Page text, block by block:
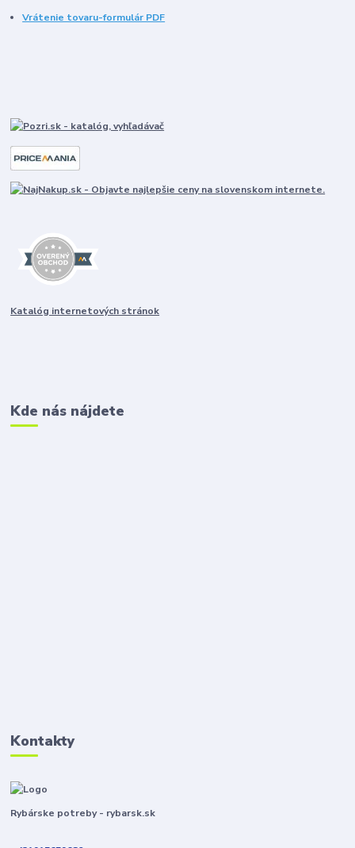
Vrátenie tovaru-formulár PDF
Katalóg internetových stránok
Kde nás nájdete
Kontakty
Rybárske potreby - rybarsk.sk